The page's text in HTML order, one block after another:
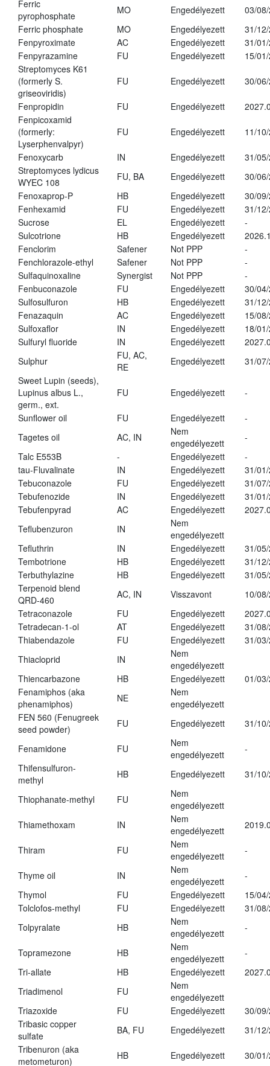
Ferric
pyrophosphate
MO Engedélyezett
03/
Ferric phosphate
MO Engedélyezett
31/
Fenpyroximate
AC Engedélyezett
31/
Fenpyrazamine
FU Engedélyezett
15/
Streptomyces K61
(formerly S.
griseoviridis)
FU Engedélyezett 30/
Fenpropidin FU Engedélyezett
Fenpicoxamid
(formerly:
Lyserphenvalpyr)
FU Engedélyezett 11/
Fenoxycarb IN Engedélyezett
31/
Streptomyces lydicus
WYEC 108
FU, BA Engedélyezett
30/
Fenoxaprop-P
HB Engedélyezett
30/
Fenhexamid
FU Engedélyezett
31/
Sucrose
EL Engedélyezett
-
Sulcotrione
HB Engedélyezett
Fenclorim
Safener Not PPP
-
Fenchlorazole-ethyl
Safener Not PPP
-
Sulfaquinoxaline
Synergist Not PPP
-
Fenbuconazole
FU Engedélyezett
30/
Sulfosulfuron
HB Engedélyezett
31/
Fenazaquin
AC Engedélyezett
15/
Sulfoxaflor
IN Engedélyezett
18/
Sulfuryl fluoride
IN Engedélyezett
Sulphur
FU, AC,
RE
Engedélyezett
31/
Sweet Lupin (seeds),
Lupinus albus L.,
germ., ext.
FU Engedélyezett -
Sunflower oil FU Engedélyezett
-
Tagetes oil
AC, IN
Nem
engedélyezett
-
Talc E553B
- Engedélyezett
-
tau-Fluvalinate
IN Engedélyezett
31/
Tebuconazole
FU Engedélyezett
31/
Tebufenozide
IN Engedélyezett
31/
Tebufenpyrad
AC Engedélyezett
Teflubenzuron
IN
Nem
engedélyezett
Tefluthrin
IN Engedélyezett
31/
Tembotrione
HB Engedélyezett
31/
Terbuthylazine
HB Engedélyezett
31/
Terpenoid blend
QRD-460
AC, IN Visszavont
10/
Tetraconazole
FU Engedélyezett
Tetradecan-1-ol
AT Engedélyezett
31/
Thiabendazole
FU Engedélyezett
31/
Thiacloprid
IN
Nem
engedélyezett
Thiencarbazone
HB Engedélyezett
01/
Fenamiphos (aka
phenamiphos)
NE
Nem
engedélyezett
FEN 560 (Fenugreek
seed powder)
FU Engedélyezett 31/
Fenamidone FU
Nem
engedélyezett
-
Thifensulfuron-
methyl
HB Engedélyezett 31/
Thiophanate-methyl FU
Nem
engedélyezett
Thiamethoxam
IN
Nem
engedélyezett
Thiram FU
Nem
engedélyezett
-
Thyme oil IN
Nem
engedélyezett
-
Thymol
FU Engedélyezett
15/
Tolclofos-methyl
FU Engedélyezett
31/
Tolpyralate
HB
Nem
engedélyezett
-
Topramezone HB
Nem
engedélyezett
-
Tri-allate
HB Engedélyezett
Triadimenol
FU
Nem
engedélyezett
Triazoxide
FU Engedélyezett
30/
Tribasic copper
sulfate
BA, FU Engedélyezett
31/
Tribenuron (aka
metometuron)
HB Engedélyezett 30/